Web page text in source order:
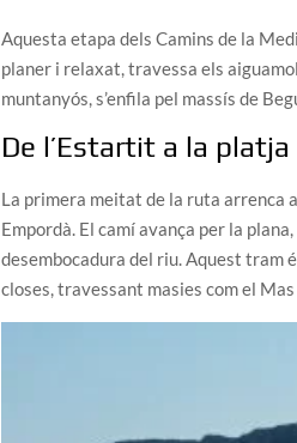
Aquesta etapa dels Camins de la
planer i relaxat, travessa els
muntanyós, s’enfila pel massís de
De l’Estartit a la platja
La primera meitat de la ruta arrenca
Empordà. El camí avança per la
desembocadura del riu. Aquest tram
closes, travessant masies com el